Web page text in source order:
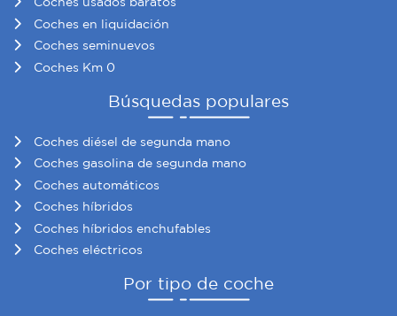
información sobre el uso que haga del sitio web con
nuestros partners de redes sociales, publicidad y análisis
web, quienes pueden combinarla con otra información
que les haya proporcionado o que hayan recopilado a
partir del uso que haya hecho de sus servicios.
Coches en liquidación
Coches seminuevos
Coches Km 0
Búsquedas populares
Coches diésel de segunda mano
Coches gasolina de segunda mano
Coches automáticos
Coches híbridos
Coches híbridos enchufables
Coches eléctricos
Por tipo de coche